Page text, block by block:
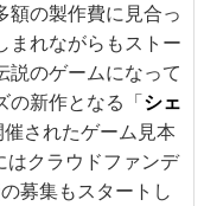
額の製作費に見合っ
まれながらもストー
説のゲームになって
の新作となる「シェ
されたゲーム見本
クラウドファンデ
募集もスタートし